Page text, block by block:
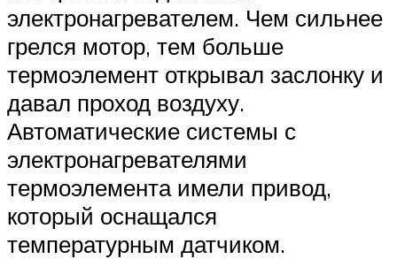
электронагревателем. Чем сильнее
грелся мотор, тем больше
термоэлемент открывал заслонку и
давал проход воздуху.
Автоматические системы с
электронагревателями
термоэлемента имели привод,
который оснащался
температурным датчиком.